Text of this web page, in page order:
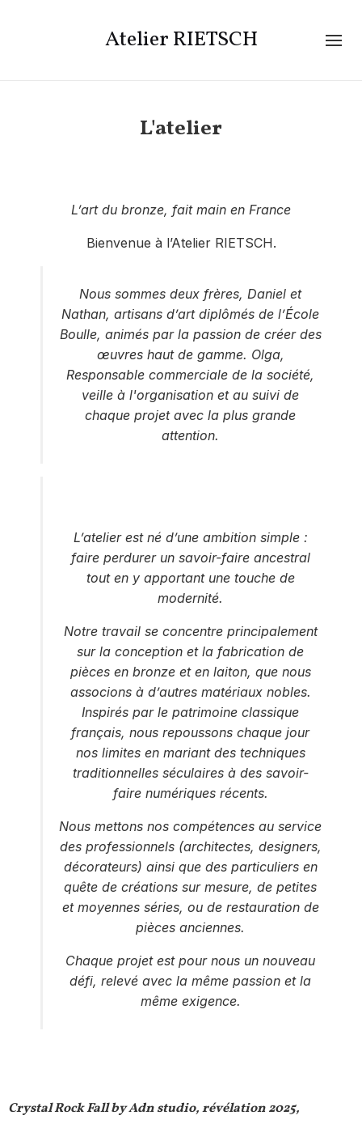
Atelier RIETSCH
L'atelier
L’art du bronze, fait main en France
Bienvenue à l’Atelier RIETSCH.
Nous sommes deux frères, Daniel et
Nathan, artisans d’art diplômés de l’École
Boulle, animés par la passion de créer des
œuvres haut de gamme. Olga,
Responsable commerciale de la société,
veille à l'organisation et au suivi de
chaque projet avec la plus grande
attention.
L’atelier est né d’une ambition simple :
faire perdurer un savoir-faire ancestral
tout en y apportant une touche de
modernité.
Notre travail se concentre principalement
sur la conception et la fabrication de
pièces en bronze et en laiton, que nous
associons à d’autres matériaux nobles.
Inspirés par le patrimoine classique
français, nous repoussons chaque jour
nos limites en mariant des techniques
traditionnelles séculaires à des savoir-
faire numériques récents.
Nous mettons nos compétences au service
des professionnels (architectes, designers,
décorateurs) ainsi que des particuliers en
quête de créations sur mesure, de petites
et moyennes séries, ou de restauration de
pièces anciennes.
Chaque projet est pour nous un nouveau
défi, relevé avec la même passion et la
même exigence.
Crystal Rock Fall by Adn studio, révélation 2025,